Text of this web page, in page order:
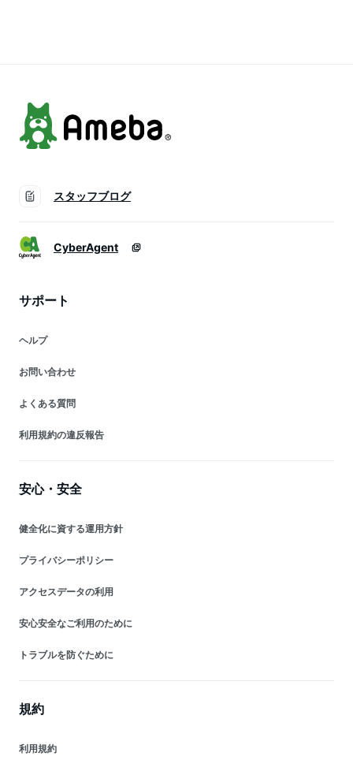
スタッフブログ
CyberAgent
サポート
ヘルプ
お問い合わせ
よくある質問
利用規約の違反報告
安心・安全
健全化に資する運用方針
プライバシーポリシー
アクセスデータの利用
安心安全なご利用のために
トラブルを防ぐために
規約
利用規約